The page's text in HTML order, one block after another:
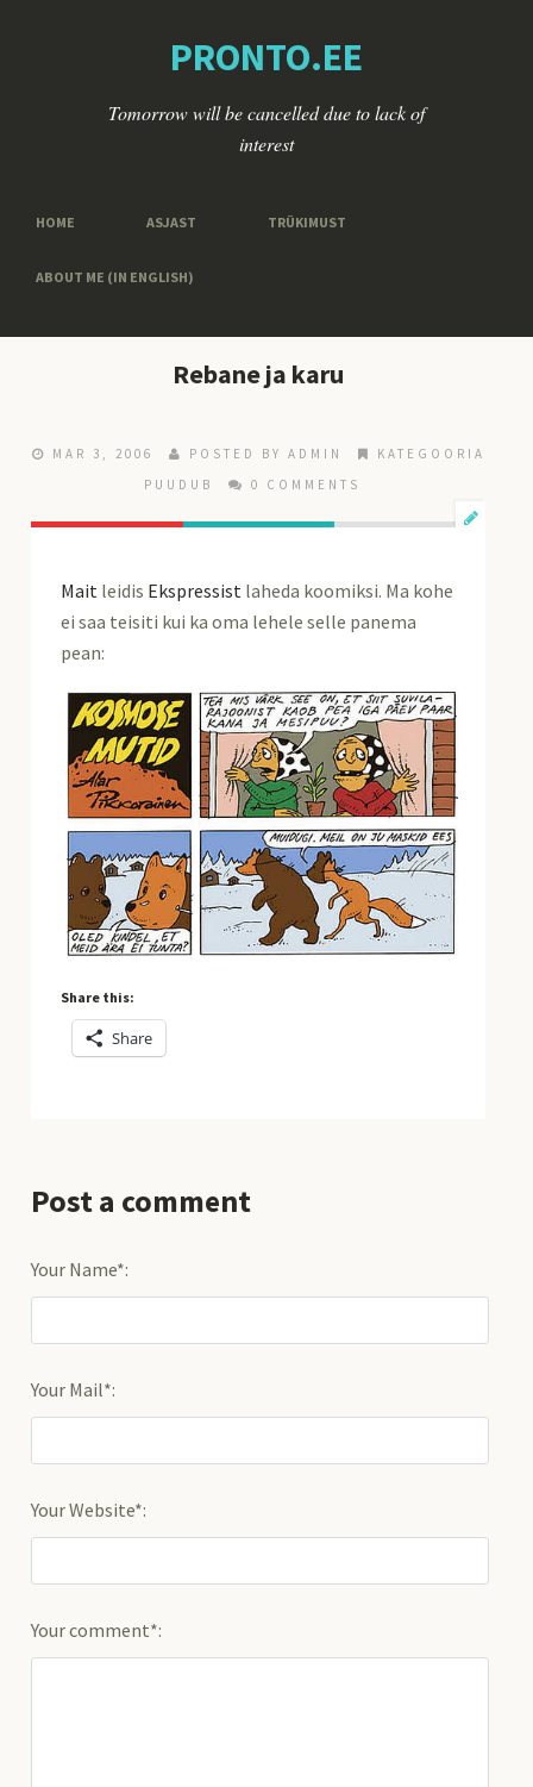
PRONTO.EE
Tomorrow will be cancelled due to lack of
interest
HOME ASJAST TRÜKIMUST
ABOUT ME (IN ENGLISH)
Rebane ja karu
MAR 3, 2006 POSTED BY ADMIN
KATEGOORIA
PUUDUB
0 COMMENTS
Mait leidis Ekspressist laheda koomiksi. Ma kohe
ei saa teisiti kui ka oma lehele selle panema
pean:
Share this:
Share
Post a comment
Your Name*:
Your Mail*:
Your Website*:
Your comment*: